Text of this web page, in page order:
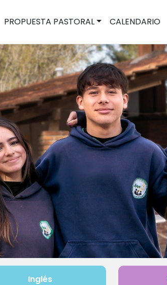
PROPUESTA PASTORAL CALENDARIO
Inglés